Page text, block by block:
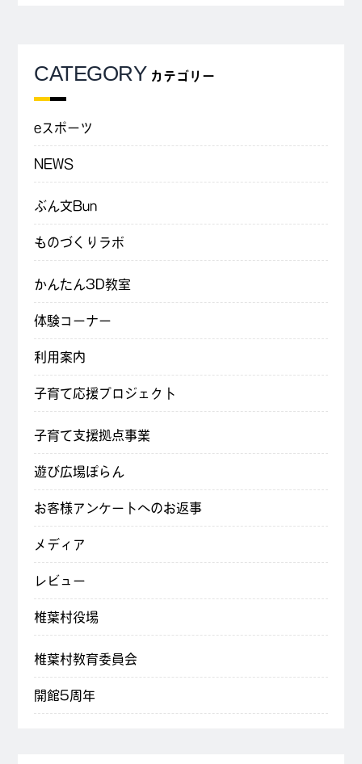
CATEGORY カテゴリー
eスポーツ
NEWS
ぶん文Bun
ものづくりラボ
かんたん3D教室
体験コーナー
利用案内
子育て応援プロジェクト
子育て支援拠点事業
遊び広場ぽらん
お客様アンケートへのお返事
メディア
レビュー
椎葉村役場
椎葉村教育委員会
開館5周年